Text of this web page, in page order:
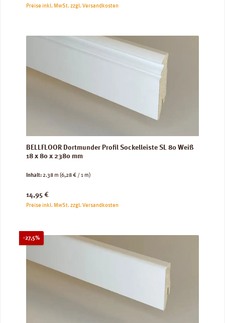
Preise inkl. MwSt. zzgl. Versandkosten
BELLFLOOR Dortmunder Profil Sockelleiste SL 80 Weiß
18 x 80 x 2380 mm
Inhalt:2.38 m (6,28 € / 1 m)
Regulärer Preis:
14,95 €
Preise inkl. MwSt. zzgl. Versandkosten
-27,5%Rabatt